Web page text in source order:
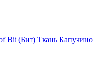
Bit (Бит) Ткань Капучино